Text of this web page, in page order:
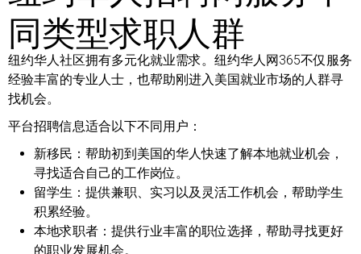
同类型求职人群
纽约华人社区拥有多元化就业需求。纽约华人网365不仅服务
经验丰富的专业人士，也帮助刚进入美国就业市场的人群寻
找机会。
平台招聘信息适合以下不同用户：
新移民： 帮助初到美国的华人快速了解本地就业机会，
寻找适合自己的工作岗位。
留学生： 提供兼职、实习以及灵活工作机会，帮助学生
积累经验。
本地求职者： 提供行业丰富的职位选择，帮助寻找更好
的职业发展机会。